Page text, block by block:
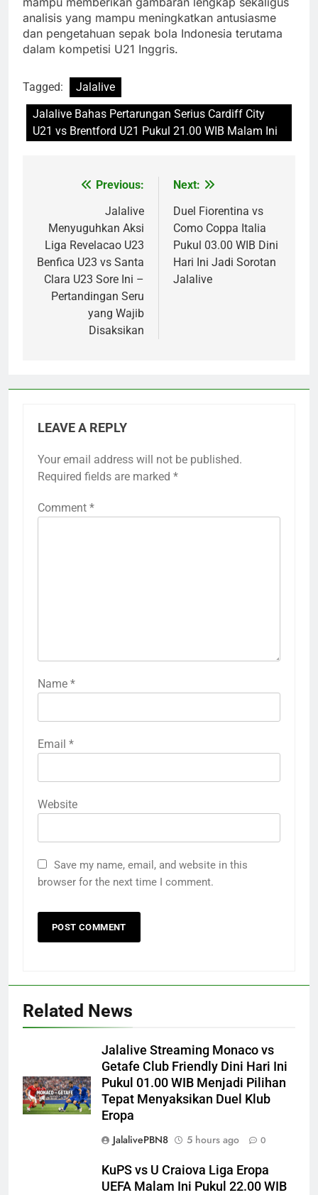
analisis yang mampu meningkatkan antusiasme
dan pengetahuan sepak bola Indonesia terutama
dalam kompetisi U21 Inggris.
Tagged:
Jalalive
Jalalive Bahas Pertarungan Serius Cardiff City
U21 vs Brentford U21 Pukul 21.00 WIB Malam Ini
navigation
Previous:
Jalalive
Menyuguhkan Aksi
Liga Revelacao U23
Benfica U23 vs Santa
Clara U23 Sore Ini –
Pertandingan Seru
yang Wajib
Disaksikan
Next:
Duel Fiorentina vs
Como Coppa Italia
Pukul 03.00 WIB Dini
Hari Ini Jadi Sorotan
Jalalive
LEAVE A REPLY
Your email address will not be published.
Required fields are marked *
Comment *
Name *
Email *
Website
Save my name, email, and website in this
browser for the next time I comment.
Related News
Jalalive Streaming Monaco vs
Getafe Club Friendly Dini Hari Ini
Pukul 01.00 WIB Menjadi Pilihan
Tepat Menyaksikan Duel Klub
Eropa
JalalivePBN8
5 hours ago 0
KuPS vs U Craiova Liga Eropa
UEFA Malam Ini Pukul 22.00 WIB